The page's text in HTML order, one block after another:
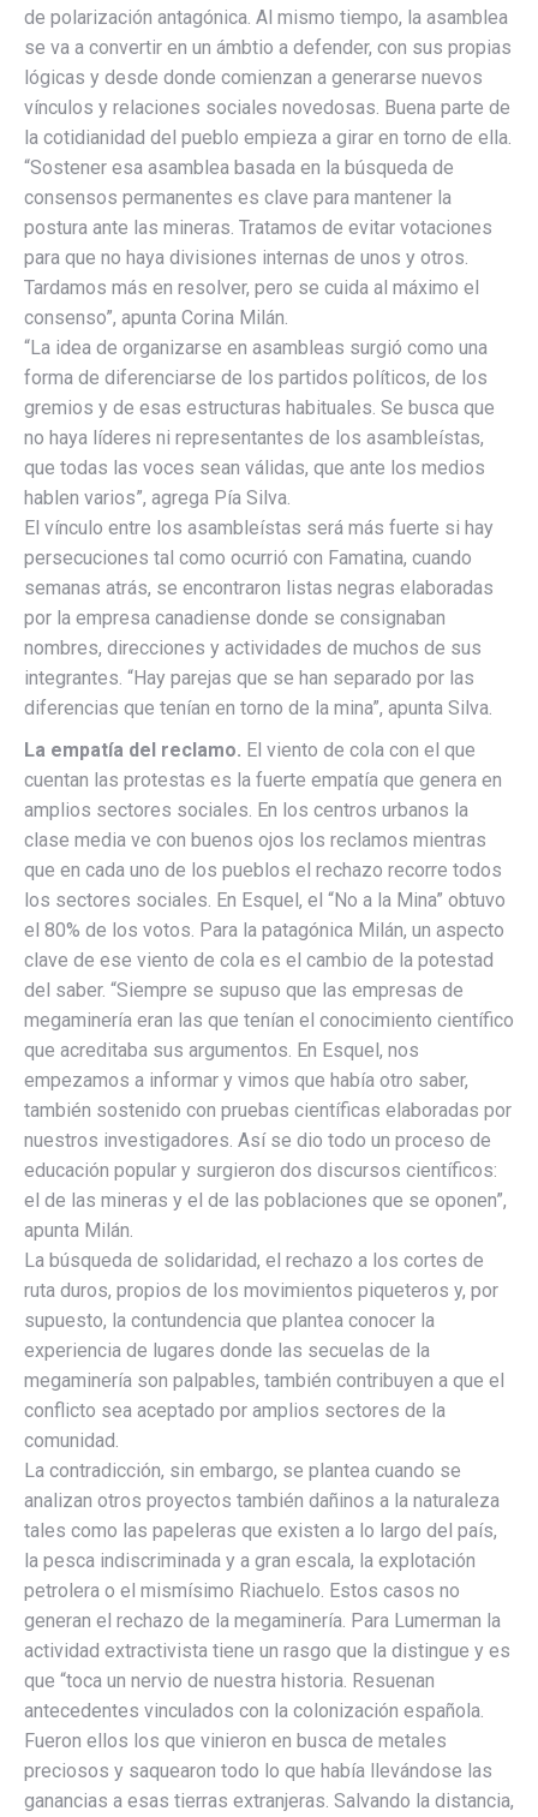
de polarización antagónica. Al mismo tiempo, la asamblea
se va a convertir en un ámbtio a defender, con sus propias
lógicas y desde donde comienzan a generarse nuevos
vínculos y relaciones sociales novedosas. Buena parte de
la cotidianidad del pueblo empieza a girar en torno de ella.
“Sostener esa asamblea basada en la búsqueda de
consensos permanentes es clave para mantener la
postura ante las mineras. Tratamos de evitar votaciones
para que no haya divisiones internas de unos y otros.
Tardamos más en resolver, pero se cuida al máximo el
consenso”, apunta Corina Milán.
“La idea de organizarse en asambleas surgió como una
forma de diferenciarse de los partidos políticos, de los
gremios y de esas estructuras habituales. Se busca que
no haya líderes ni representantes de los asambleístas,
que todas las voces sean válidas, que ante los medios
hablen varios”, agrega Pía Silva.
El vínculo entre los asambleístas será más fuerte si hay
persecuciones tal como ocurrió con Famatina, cuando
semanas atrás, se encontraron listas negras elaboradas
por la empresa canadiense donde se consignaban
nombres, direcciones y actividades de muchos de sus
integrantes. “Hay parejas que se han separado por las
diferencias que tenían en torno de la mina”, apunta Silva.
La empatía del reclamo. El viento de cola con el que
cuentan las protestas es la fuerte empatía que genera en
amplios sectores sociales. En los centros urbanos la
clase media ve con buenos ojos los reclamos mientras
que en cada uno de los pueblos el rechazo recorre todos
los sectores sociales. En Esquel, el “No a la Mina” obtuvo
el 80% de los votos. Para la patagónica Milán, un aspecto
clave de ese viento de cola es el cambio de la potestad
del saber. “Siempre se supuso que las empresas de
megaminería eran las que tenían el conocimiento científico
que acreditaba sus argumentos. En Esquel, nos
empezamos a informar y vimos que había otro saber,
también sostenido con pruebas científicas elaboradas por
nuestros investigadores. Así se dio todo un proceso de
educación popular y surgieron dos discursos científicos:
el de las mineras y el de las poblaciones que se oponen”,
apunta Milán.
La búsqueda de solidaridad, el rechazo a los cortes de
ruta duros, propios de los movimientos piqueteros y, por
supuesto, la contundencia que plantea conocer la
experiencia de lugares donde las secuelas de la
megaminería son palpables, también contribuyen a que el
conflicto sea aceptado por amplios sectores de la
comunidad.
La contradicción, sin embargo, se plantea cuando se
analizan otros proyectos también dañinos a la naturaleza
tales como las papeleras que existen a lo largo del país,
la pesca indiscriminada y a gran escala, la explotación
petrolera o el mismísimo Riachuelo. Estos casos no
generan el rechazo de la megaminería. Para Lumerman la
actividad extractivista tiene un rasgo que la distingue y es
que “toca un nervio de nuestra historia. Resuenan
antecedentes vinculados con la colonización española.
Fueron ellos los que vinieron en busca de metales
preciosos y saquearon todo lo que había llevándose las
ganancias a esas tierras extranjeras. Salvando la distancia,